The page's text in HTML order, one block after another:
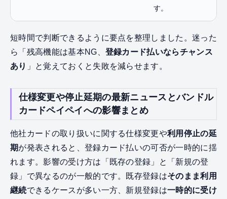
す。
短時間で判断できるように要点を整理しました。迷った
ら「残高機能は基本NG、 登録カード払いならチャンス
あり 」と覚えておくと失敗を減らせます。
仕様変更や停止延期の最新ニュースとバンドル
カードペイペイへの影響まとめ
他社カードの取り扱いに関する仕様変更や利用停止の延
期が発表されると、登録カード払いの可否が一時的に揺
れます。影響の受け方は「既存の登録」と「新規の登
録」で異なるのが一般的です。既存登録はそのまま利用
継続できるケースが多い一方、新規登録は一時的に受け